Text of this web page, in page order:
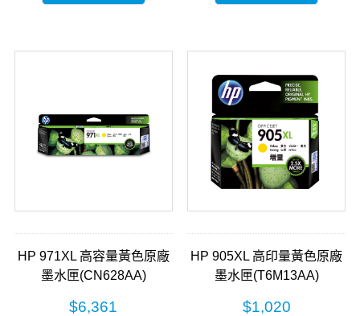
HP 971XL 高容量黃色原廠
墨水匣(CN628AA)
$6,361
HP 905XL 高印量黃色原廠
墨水匣(T6M13AA)
$1,020